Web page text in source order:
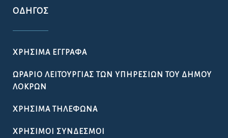
ΟΔΗΓΌΣ
ΧΡΉΣΙΜΑ ΈΓΓΡΑΦΑ
ΩΡΆΡΙΟ ΛΕΙΤΟΥΡΓΊΑΣ ΤΩΝ ΥΠΗΡΕΣΙΏΝ ΤΟΥ ΔΉΜΟΥ
ΛΟΚΡΏΝ
ΧΡΉΣΙΜΑ ΤΗΛΈΦΩΝΑ
ΧΡΉΣΙΜΟΙ ΣΎΝΔΕΣΜΟΙ